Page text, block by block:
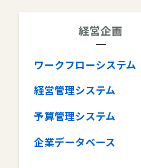
経営企画
ワークフローシステム
経営管理システム
予算管理システム
企業データベース